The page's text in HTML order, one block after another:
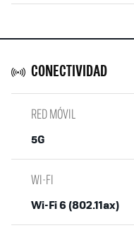
CONECTIVIDAD
RED MÓVIL
5G
WI-FI
Wi-Fi 6 (802.11ax)